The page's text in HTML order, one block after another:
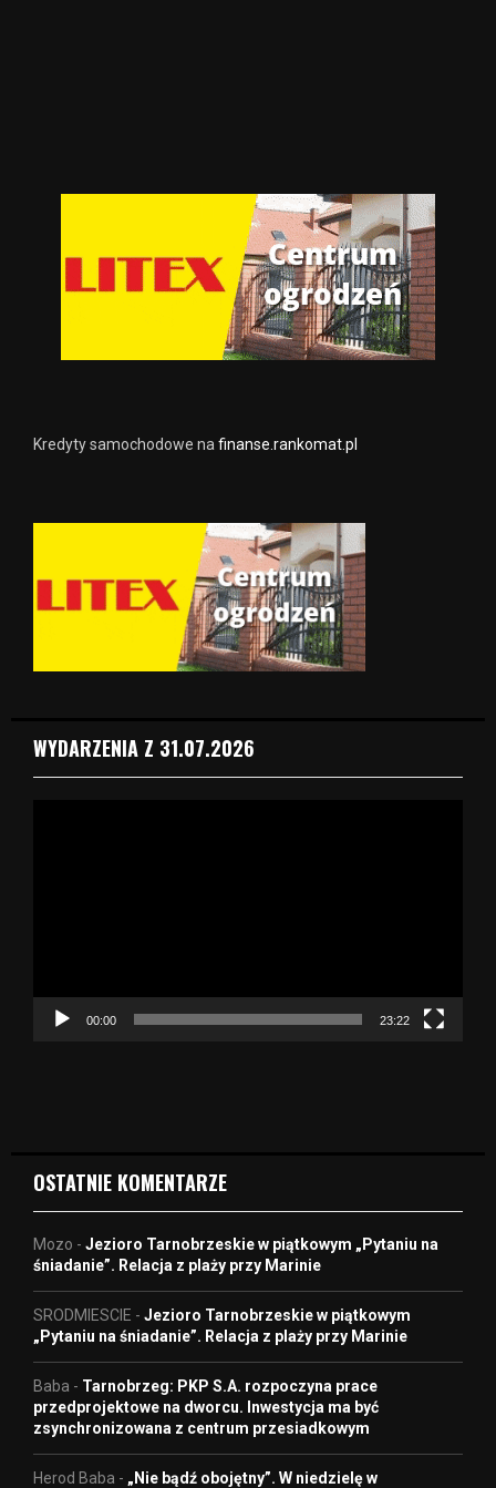
Kredyty samochodowe nafinanse.rankomat.pl
WYDARZENIA Z 31.07.2026
c
00:00 23:22
OSTATNIE KOMENTARZE
Mozo - Jezioro Tarnobrzeskie w piątkowym „Pytaniu na
śniadanie”. Relacja z plaży przy Marinie
SRODMIESCIE - Jezioro Tarnobrzeskie w piątkowym
„Pytaniu na śniadanie”. Relacja z plaży przy Marinie
Baba - Tarnobrzeg: PKP S.A. rozpoczyna prace
przedprojektowe na dworcu. Inwestycja ma być
zsynchronizowana z centrum przesiadkowym
Herod Baba - „Nie bądź obojętny”. W niedzielę w